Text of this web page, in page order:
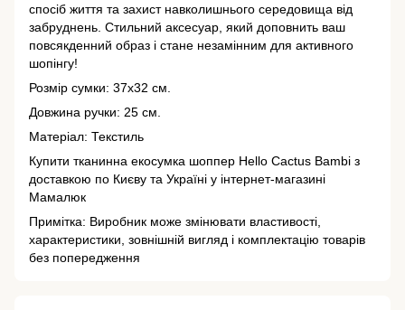
спосіб життя та захист навколишнього середовища від
забруднень. Стильний аксесуар, який доповнить ваш
повсякденний образ і стане незамінним для активного
шопінгу!
Розмір сумки: 37х32 см.
Довжина ручки: 25 см.
Матеріал: Текстиль
Купити тканинна екосумка шоппер Hello Cactus Bambi з
доставкою по Києву та Україні у інтернет-магазині
Мамалюк
Примітка: Виробник може змінювати властивості,
характеристики, зовнішній вигляд і комплектацію товарів
без попередження